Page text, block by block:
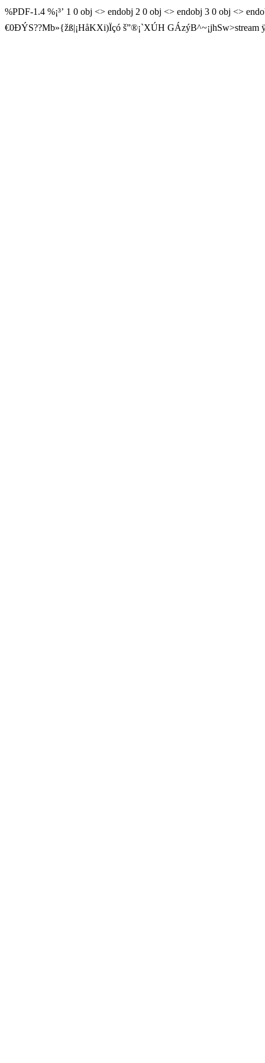
%PDF-1.4 %¡³’ 1 0 obj <> endobj 2 0 obj <> endobj 3 0 obj <>
€0 ÐÝS??Mb»{žß|¡HåKXi)Ïçó š”®¡`­XÚH GÁzýB^~¡jhSw>stream